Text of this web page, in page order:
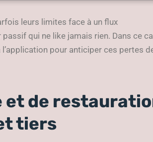
leurs limites face à un flux
qui ne like jamais rien. Dans ce
pour anticiper ces pertes
et de
tiers